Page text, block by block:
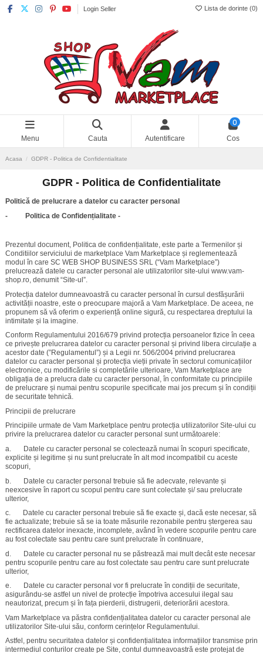
Login Seller Lista de dorinte (0)
Menu Cauta Autentificare
0
Cos
Acasa GDPR - Politica de Confidentialitate
GDPR - Politica de Confidentialitate
Politică de prelucrare a datelor cu caracter personal
- Politica de Confidențialitate -
Prezentul document, Politica de confidențialitate, este parte a Termenilor și
Conditiilor serviciului de marketplace Vam Marketplace și reglementează
modul în care SC WEB SHOP BUSINESS SRL (“Vam Marketplace”)
prelucrează datele cu caracter personal ale utilizatorilor site-ului www.vam-
shop.ro, denumit “Site-ul”.
Protecția datelor dumneavoastră cu caracter personal în cursul desfășurării
activității noastre, este o preocupare majoră a Vam Marketplace. De aceea, ne
propunem să vă oferim o experiență online sigură, cu respectarea dreptului la
intimitate și la imagine.
Conform Regulamentului 2016/679 privind protecția persoanelor fizice în ceea
ce privește prelucrarea datelor cu caracter personal și privind libera circulație a
acestor date (”Regulamentul”) și a Legii nr. 506/2004 privind prelucrarea
datelor cu caracter personal și protecția vieții private în sectorul comunicațiilor
electronice, cu modificările si completările ulterioare, Vam Marketplace are
obligația de a prelucra date cu caracter personal, în conformitate cu principiile
de prelucrare și numai pentru scopurile specificate mai jos precum și în condiții
de securitate tehnică.
Principii de prelucrare
Principiile urmate de Vam Marketplace pentru protecția utilizatorilor Site-ului cu
privire la prelucrarea datelor cu caracter personal sunt următoarele:
a. Datele cu caracter personal se colectează numai în scopuri specificate,
explicite și legitime și nu sunt prelucrate în alt mod incompatibil cu aceste
scopuri,
b. Datele cu caracter personal trebuie să fie adecvate, relevante și
neexcesive în raport cu scopul pentru care sunt colectate și/ sau prelucrate
ulterior,
c. Datele cu caracter personal trebuie să fie exacte și, dacă este necesar, să
fie actualizate; trebuie să se ia toate măsurile rezonabile pentru ștergerea sau
rectificarea datelor inexacte, incomplete, având în vedere scopurile pentru care
au fost colectate sau pentru care sunt prelucrate în continuare,
d. Datele cu caracter personal nu se păstrează mai mult decât este necesar
pentru scopurile pentru care au fost colectate sau pentru care sunt prelucrate
ulterior,
e. Datele cu caracter personal vor fi prelucrate în condiții de securitate,
asigurându-se astfel un nivel de protecție împotriva accesului ilegal sau
neautorizat, precum și în fața pierderii, distrugerii, deteriorării acestora.
Vam Marketplace va păstra confidențialitatea datelor cu caracter personal ale
utilizatorilor Site-ului său, conform cerințelor Regulamentului.
Astfel, pentru securitatea datelor și confidențialitatea informațiilor transmise prin
intermediul conturilor create pe Site, contul dumneavoastră este protejat de